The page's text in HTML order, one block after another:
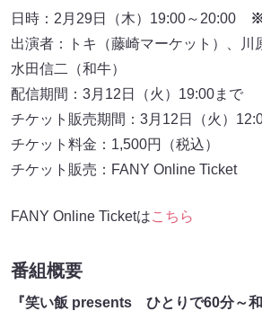
日時：2月29日（木）19:00～20:00
出演者：トキ（藤崎マーケット）、川
水田信二（和牛）
配信期間：3月12日（火）19:00まで
チケット販売期間：3月12日（火）
チケット料金：1,500円（税込）
チケット販売：FANY Online Ticket
FANY Online Ticketはこちら
番組概要
『笑い飯 presents ひとりで60分～和